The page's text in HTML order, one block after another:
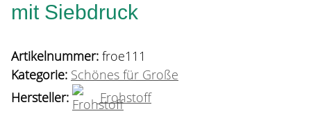
mit Siebdruck
Artikelnummer: froe111
Kategorie: Schönes für Große
Hersteller:
Frohstoff